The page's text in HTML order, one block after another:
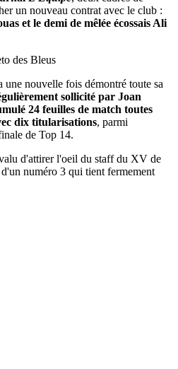
un nouveau contrat avec le club :
et le demi de mêlée écossais Ali
des Bleus
nouvelle fois démontré toute sa
sollicité par Joan
24 feuilles de match toutes
dix titularisations, parmi
de Top 14.
d'attirer l'oeil du staff du XV de
numéro 3 qui tient fermement